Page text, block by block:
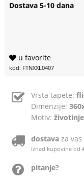
Dostava 5-10 dana
u favorite
kod: FTNXXL0407
Vrsta tapete:
Dimenzije:
Motiv:
dostavaza vas
Iznad kupovine od
pitanje?